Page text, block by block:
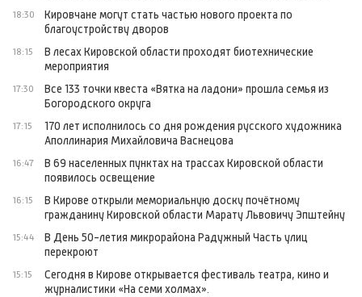
18:30
Кировчане могут стать частью нового проекта по
благоустройству дворов
18:15
В лесах Кировской области проходят биотехнические
мероприятия
17:30
Все 133 точки квеста «Вятка на ладони» прошла семья из
Богородского округа
17:15
170 лет исполнилось со дня рождения русского художника
Аполлинария Михайловича Васнецова
16:47
В 69 населенных пунктах на трассах Кировской области
появилось освещение
16:15
В Кирове открыли мемориальную доску почётному
гражданину Кировской области Марату Львовичу Эпштейну
15:44
В День 50-летия микрорайона Радужный Часть улиц
перекроют
15:15
Сегодня в Кирове открывается фестиваль театра, кино и
журналистики «На семи холмах».